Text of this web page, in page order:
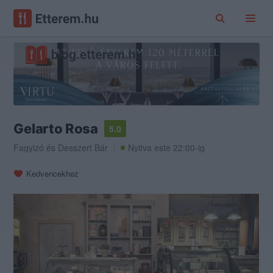
Gelarto Rosa
5.0
Fagyizó és Desszert Bár Nyitva este 22:00-ig
Kedvencekhez